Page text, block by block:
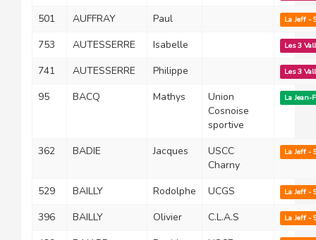
501 AUFFRAY Paul La Jeff -
753 AUTESSERRE Isabelle Les 3
741 AUTESSERRE Philippe Les 3
95 BACQ Mathys
Union
Cosnoise
sportive
La Jean-
362 BADIE Jacques
USCC
Charny
La Jeff -
529 BAILLY Rodolphe UCGS La Jeff -
396 BAILLY Olivier C.L.A.S La Jeff -